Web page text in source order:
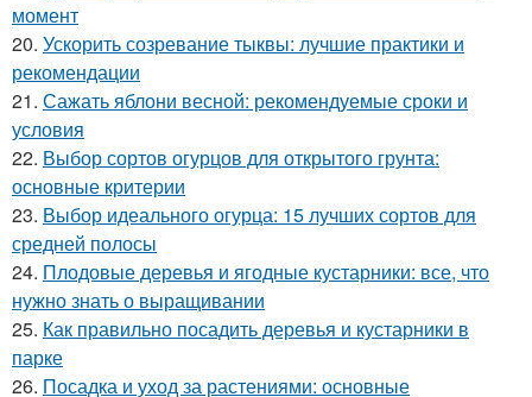
момент
20. Ускорить созревание тыквы: лучшие практики и
рекомендации
21. Сажать яблони весной: рекомендуемые сроки и
условия
22. Выбор сортов огурцов для открытого грунта:
основные критерии
23. Выбор идеального огурца: 15 лучших сортов для
средней полосы
24. Плодовые деревья и ягодные кустарники: все, что
нужно знать о выращивании
25. Как правильно посадить деревья и кустарники в
парке
26. Посадка и уход за растениями: основные